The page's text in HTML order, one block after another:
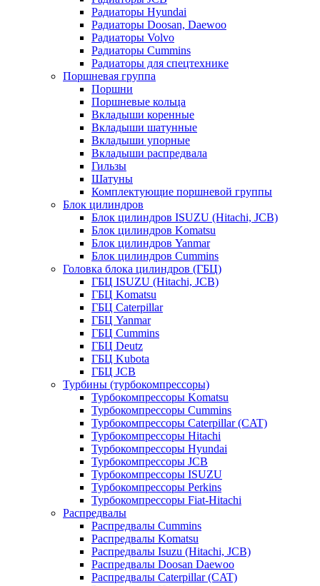
Радиаторы Hyundai
Радиаторы Doosan, Daewoo
Радиаторы Volvo
Радиаторы Cummins
Радиаторы для спецтехнике
Поршневая группа
Поршни
Поршневые кольца
Вкладыши коренные
Вкладыши шатунные
Вкладыши упорные
Вкладыши распредвала
Гильзы
Шатуны
Комплектующие поршневой группы
Блок цилиндров
Блок цилиндров ISUZU (Hitachi, JCB)
Блок цилиндров Komatsu
Блок цилиндров Yanmar
Блок цилиндров Cummins
Головка блока цилиндров (ГБЦ)
ГБЦ ISUZU (Hitachi, JCB)
ГБЦ Komatsu
ГБЦ Caterpillar
ГБЦ Yanmar
ГБЦ Cummins
ГБЦ Deutz
ГБЦ Kubota
ГБЦ JCB
Турбины (турбокомпрессоры)
Турбокомпрессоры Komatsu
Турбокомпрессоры Cummins
Турбокомпрессоры Caterpillar (CAT)
Турбокомпрессоры Hitachi
Турбокомпрессоры Hyundai
Турбокомпрессоры JCB
Турбокомпрессоры ISUZU
Турбокомпрессоры Perkins
Турбокомпрессоры Fiat-Hitachi
Распредвалы
Распредвалы Cummins
Распредвалы Komatsu
Распредвалы Isuzu (Hitachi, JCB)
Распредвалы Doosan Daewoo
Распредвалы Caterpillar (CAT)